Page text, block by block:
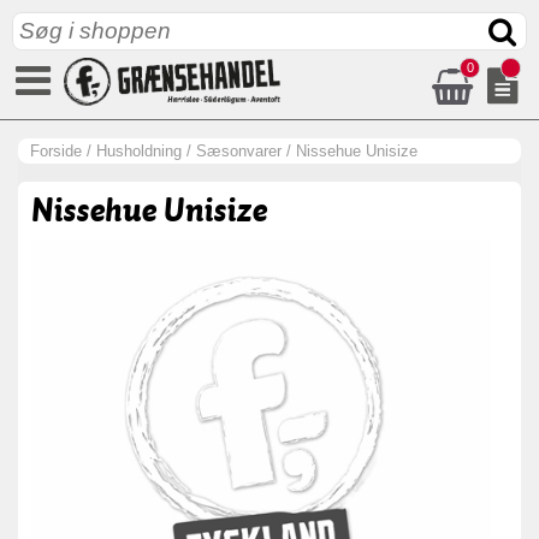
0
Forside / Husholdning / Sæsonvarer / Nissehue Unisize
Nissehue Unisize